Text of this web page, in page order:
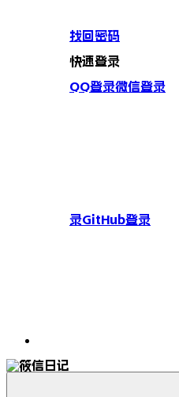
找回密码
快速登录
QQ登录微信登录
录GitHub登录